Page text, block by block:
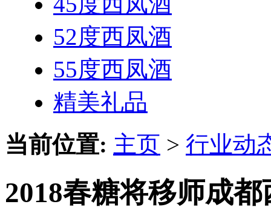
52度西凤酒
55度西凤酒
精美礼品
当前位置: 主页 > 行业动
2018春糖将移师成